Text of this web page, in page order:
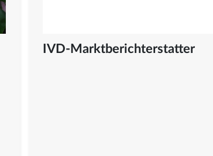
IVD-Marktberichterstatter